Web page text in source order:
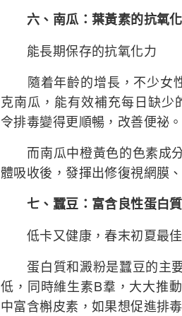
六、南瓜：葉黃素的抗氧
能長期保存的抗氧化力
隨着年齡的增長，不少女
克南瓜，能有效補充每日缺少
令排毒變得更順暢，改善便祕。
而南瓜中橙黃色的色素成分
體吸收後，發揮出修復視網膜
七、蠶豆：富含良性蛋白
低卡又健康，春末初夏最
蛋白質和澱粉是蠶豆的主要
低，同時維生素B羣，大大推
中富含槲皮素，如果想促進排